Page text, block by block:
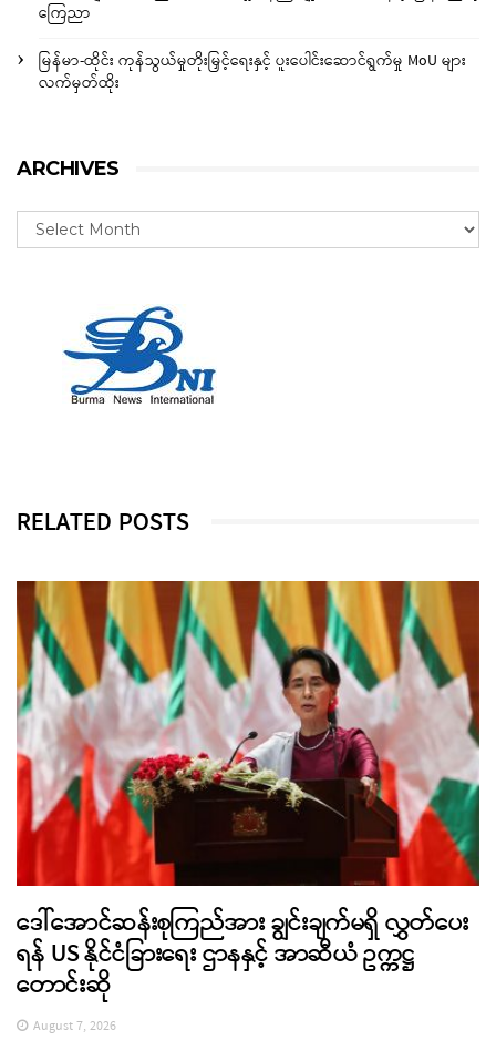
ကြေညာ
မြန်မာ-ထိုင်း ကုန်သွယ်မှုတိုးမြှင့်ရေးနှင့် ပူးပေါင်းဆောင်ရွက်မှု MoU များ
လက်မှတ်ထိုး
ARCHIVES
RELATED POSTS
ဒေါ်အောင်ဆန်းစုကြည်အား ချွင်းချက်မရှိ လွှတ်ပေး
ရန် US နိုင်ငံခြားရေး ဌာနနှင့် အာဆီယံ ဥက္ကဋ္ဌ
တောင်းဆို
August 7, 2026